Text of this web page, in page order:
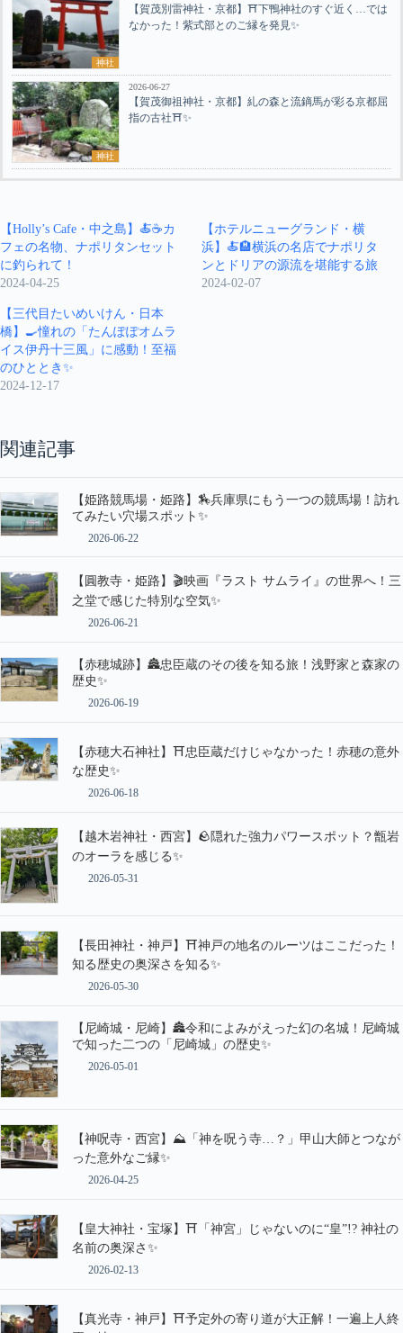
神社
【賀茂別雷神社・京都】⛩️下鴨神社のすぐ近く…では
なかった！紫式部とのご縁を発見✨
神社
2026-06-27
【賀茂御祖神社・京都】糺の森と流鏑馬が彩る京都屈
指の古社⛩️✨
【Holly’s Cafe・中之島】🍝☕️カ
フェの名物、ナポリタンセット
に釣られて！
2024-04-25
【ホテルニューグランド・横
浜】🍝🏨横浜の名店でナポリタ
ンとドリアの源流を堪能する旅
2024-02-07
【三代目たいめいけん・日本
橋】🍳憧れの「たんぽぽオムラ
イス伊丹十三風」に感動！至福
のひととき✨
2024-12-17
関連記事
【姫路競馬場・姫路】🏇兵庫県にもう一つの競馬場！訪れ
てみたい穴場スポット✨
2026-06-22
【圓教寺・姫路】🎬映画『ラスト サムライ』の世界へ！三
之堂で感じた特別な空気✨
2026-06-21
【赤穂城跡】🏯忠臣蔵のその後を知る旅！浅野家と森家の
歴史✨
2026-06-19
【赤穂大石神社】⛩️忠臣蔵だけじゃなかった！赤穂の意外
な歴史✨
2026-06-18
【越木岩神社・西宮】🪨隠れた強力パワースポット？甑岩
のオーラを感じる✨
2026-05-31
【長田神社・神戸】⛩️神戸の地名のルーツはここだった！
知る歴史の奥深さを知る✨
2026-05-30
【尼崎城・尼崎】🏯令和によみがえった幻の名城！尼崎城
で知った二つの「尼崎城」の歴史✨
2026-05-01
【神呪寺・西宮】⛰️「神を呪う寺…？」甲山大師とつなが
った意外なご縁✨
2026-04-25
【皇大神社・宝塚】⛩️「神宮」じゃないのに“皇”!? 神社の
名前の奥深さ✨
2026-02-13
【真光寺・神戸】⛩️予定外の寄り道が大正解！一遍上人終